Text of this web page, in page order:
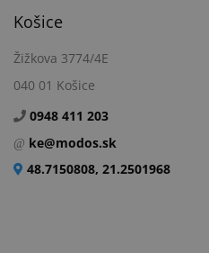
Košice
Žižkova 3774/4E
040 01 Košice
0948 411 203
ke@modos.sk
48.7150808, 21.2501968